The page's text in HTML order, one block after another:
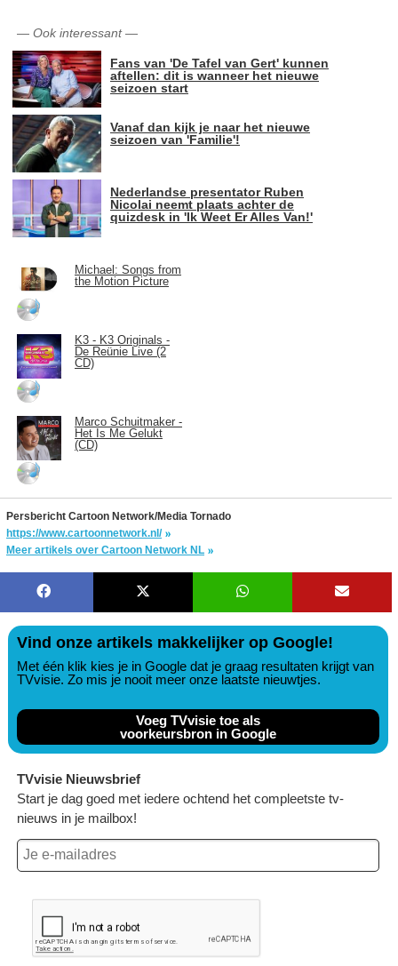
— Ook interessant—
Fans van 'De Tafel van Gert' kunnen
aftellen: dit is wanneer het nieuwe
seizoen start
Vanaf dan kijk je naar het nieuwe
seizoen van 'Familie'!
Nederlandse presentator Ruben
Nicolai neemt plaats achter de
quizdesk in 'Ik Weet Er Alles Van!'
Michael: Songs from
the Motion Picture
K3 - K3 Originals -
De Reünie Live (2
CD)
Marco Schuitmaker -
Het Is Me Gelukt
(CD)
Persbericht Cartoon Network/Media Tornado
https://www.cartoonnetwork.nl/
Meer artikels over Cartoon Network NL
Vind onze artikels makkelijker op Google!
Met één klik kies je in Google dat je graag resultaten krijgt van
TVvisie. Zo mis je nooit meer onze laatste nieuwtjes.
Voeg TVvisie toe als
voorkeursbron in Google
TVvisie Nieuwsbrief
Start je dag goed met iedere ochtend het compleetste tv-
nieuws in je mailbox!